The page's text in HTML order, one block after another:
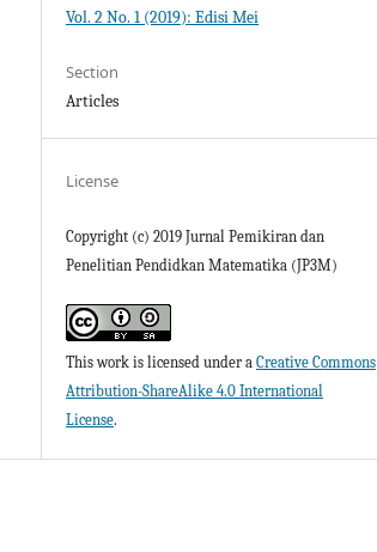
Vol. 2 No. 1 (2019): Edisi Mei
Section
Articles
License
Copyright (c) 2019 Jurnal Pemikiran dan
Penelitian Pendidkan Matematika (JP3M)
This work is licensed under aCreative Commons
Attribution-ShareAlike 4.0 International
License.